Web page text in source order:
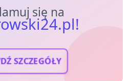
się na
SZCZEGÓŁY